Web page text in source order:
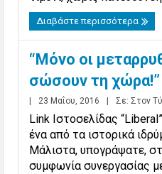
Διαβάστε περισσότερα
“Μόνο οι
σώσουν τη χώρα!”
23 Μαΐου, 2016 Σε:Στον
Link Ιστοσελίδας
ένα από τα ιστορικά
Μάλιστα, υπογράψατε,
συμφωνία συνεργασίας